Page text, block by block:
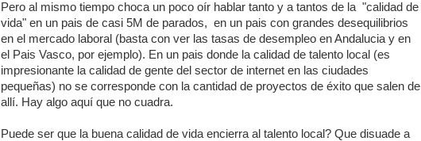
Pero al mismo tiempo choca un poco oír hablar tanto y a tantos de la "calidad de
vida" en un pais de casi 5M de parados, en un pais con grandes desequilibrios
en el mercado laboral (basta con ver las tasas de desempleo en Andalucia y en
el Pais Vasco, por ejemplo). En un pais donde la calidad de talento local (es
impresionante la calidad de gente del sector de internet en las ciudades
pequeñas) no se corresponde con la cantidad de proyectos de éxito que salen de
allí. Hay algo aquí que no cuadra.
Puede ser que la buena calidad de vida encierra al talento local? Que disuade a